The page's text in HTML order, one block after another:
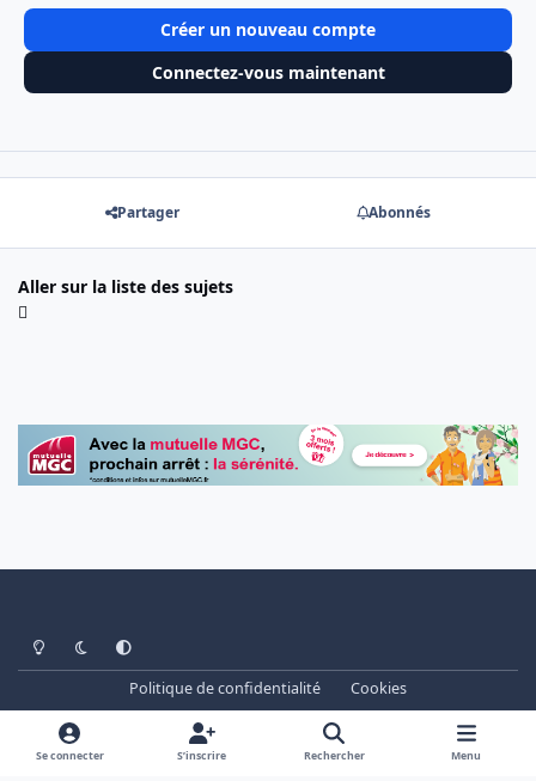
Créer un nouveau compte
Connectez-vous maintenant
Partager Abonnés
Aller sur la liste des sujets
Light ModeDark ModeSystem Preference
Politique de confidentialité
Cookies
www.cheminots.net - Forum Libre depuis 2003
Powered by
Invision Community
Se connecter S’inscrire Rechercher Menu